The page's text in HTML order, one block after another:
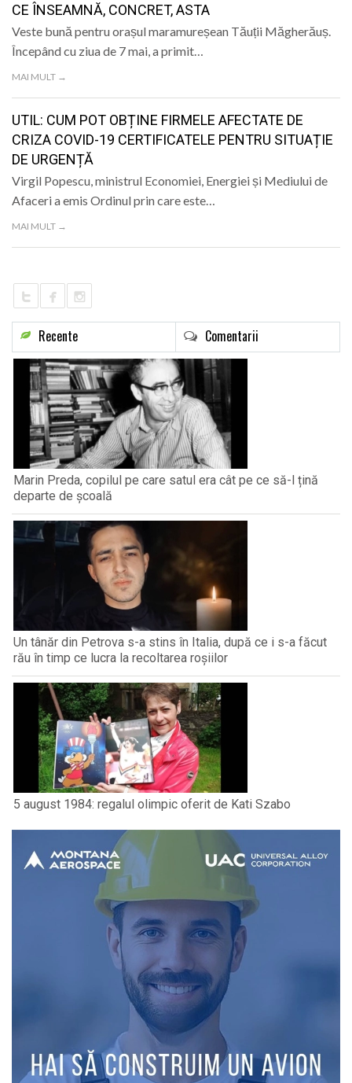
CE ÎNSEAMNĂ, CONCRET, ASTA
Veste bună pentru orașul maramureșean Tăuții Măgherăuș.
Începând cu ziua de 7 mai, a primit…
MAI MULT →
UTIL: CUM POT OBȚINE FIRMELE AFECTATE DE
CRIZA COVID-19 CERTIFICATELE PENTRU SITUAȚIE
DE URGENȚĂ
Virgil Popescu, ministrul Economiei, Energiei și Mediului de
Afaceri a emis Ordinul prin care este…
MAI MULT →
Recente Comentarii
Marin Preda, copilul pe care satul era cât pe ce să-l țină
departe de școală
Un tânăr din Petrova s-a stins în Italia, după ce i s-a făcut
rău în timp ce lucra la recoltarea roșiilor
5 august 1984: regalul olimpic oferit de Kati Szabo